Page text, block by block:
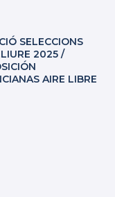
SELECCIONS
2025 /
AIRE LIBRE